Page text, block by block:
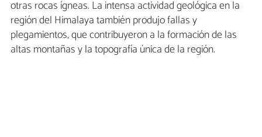
otras rocas ígneas. La intensa actividad geológica en la
región del Himalaya también produjo fallas y
plegamientos, que contribuyeron a la formación de las
altas montañas y la topografía única de la región.